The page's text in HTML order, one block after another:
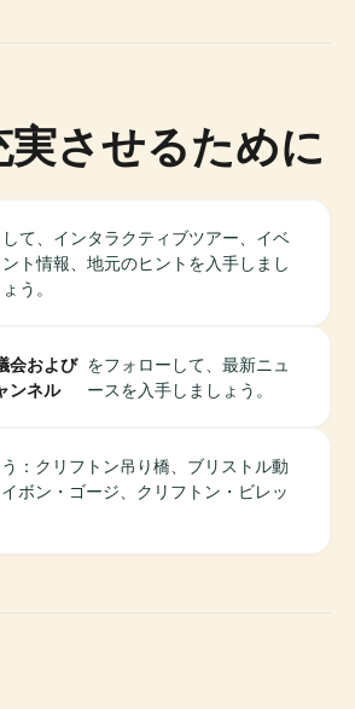
させるために
して、インタラクティブツアー、イベ
ント情報、地元のヒントを入手しまし
ょう。
会および
ンネル
をフォローして、最新ニュ
ースを入手しましょう。
：クリフトン吊り橋、ブリストル動
ボン・ゴージ、クリフトン・ビレッ